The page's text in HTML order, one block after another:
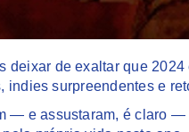
deixar de exaltar que
indies surpreendentes e
— e assustaram, é claro